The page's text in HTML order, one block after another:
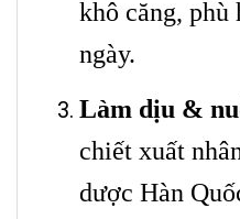
khô căng, phù
ngày.
Làm dịu &
chiết xuất
dược Hàn